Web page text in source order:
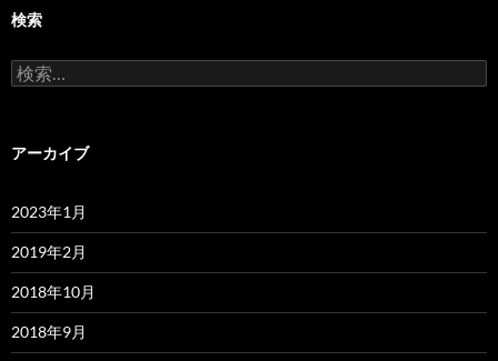
検索
検
索:
アーカイブ
2023年1月
2019年2月
2018年10月
2018年9月